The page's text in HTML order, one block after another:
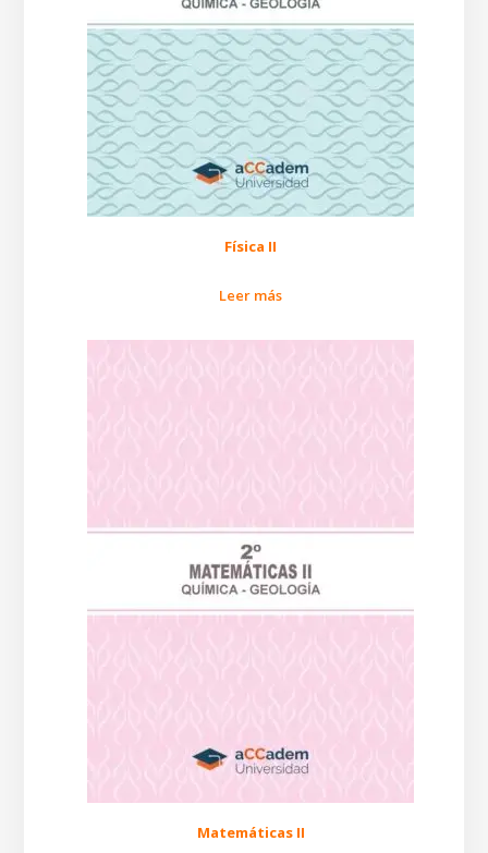
Física II
Leer más
Matemáticas II